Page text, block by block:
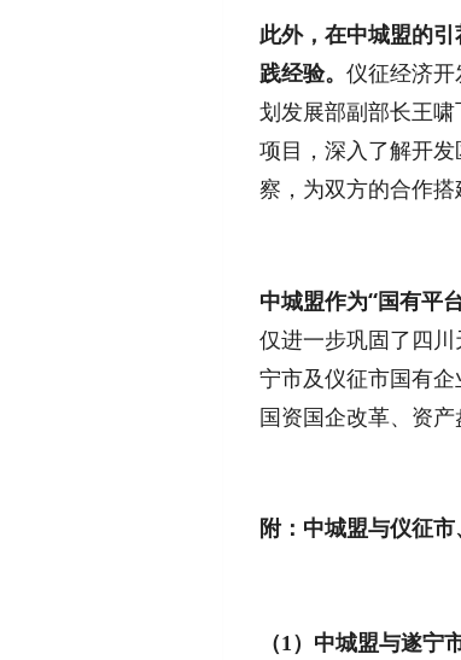
此外，在中城盟的
践经验。 仪征经济
划发展部副部长王
项目，深入了解开
察，为双方的合作搭
中城盟作为“国有平
仅进一步巩固了四
宁市及仪征市国有企
国资国企改革、资
附：中城盟与仪征
（1）中城盟与遂宁